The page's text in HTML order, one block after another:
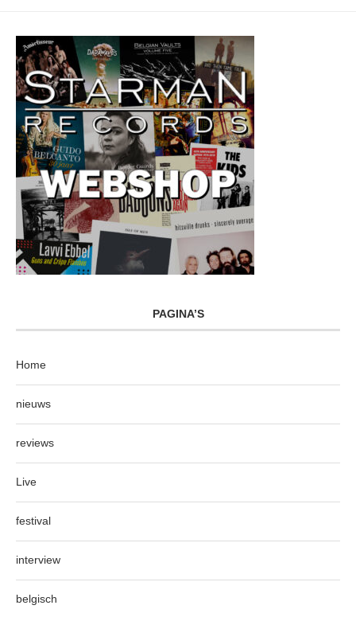
PAGINA’S
Home
nieuws
reviews
Live
festival
interview
belgisch